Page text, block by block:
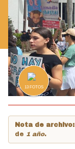
13FOTOS
Nota de archivo:
de 1 año.